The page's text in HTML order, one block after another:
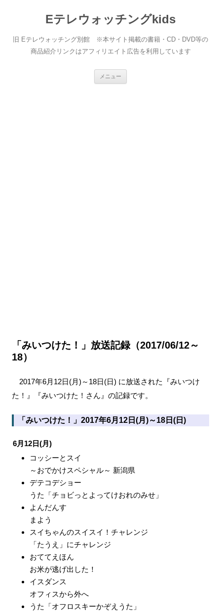
Eテレウォッチングkids
旧 Eテレウォッチング別館 ※本サイト掲載の書籍・CD・DVD等の
商品紹介リンクはアフィリエイト広告を利用しています
メニュー
「みいつけた！」放送記録（2017/06/12～
18）
2017年6月12日(月)～18日(日) に放送された『みいつけ
た！』『みいつけた！さん』の記録です。
「みいつけた！」2017年6月12日(月)～18日(日)
6月12日(月)
コッシーとスイ
～おでかけスペシャル～ 新潟県
デテコデショー
うた「チョビっとよってけおれのみせ」
よんだんす
まよう
スイちゃんのスイスイ！チャレンジ
「たうえ」にチャレンジ
おててえほん
お米が逃げ出した！
イスダンス
オフィスから外へ
うた「オフロスキーかぞえうた」